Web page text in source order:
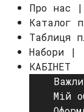
Про нас |
Каталог
Таблиця
Набори |
КАБІНЕТ
Мій